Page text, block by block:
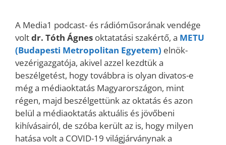
A Media1 podcast- és rádióműsorának vendége
voltdr. Tóth Ágnes oktatatási szakértő, a METU
(Budapesti Metropolitan Egyetem) elnök-
vezérigazgatója, akivel azzel kezdtük a
beszélgetést, hogy továbbra is olyan divatos-e
még a médiaoktatás Magyarországon, mint
régen, majd beszélgettünk az oktatás és azon
belül a médiaoktatás aktuális és jövőbeni
kihívásairól, de szóba került az is, hogy milyen
hatása volt a COVID-19 világjárványnak a